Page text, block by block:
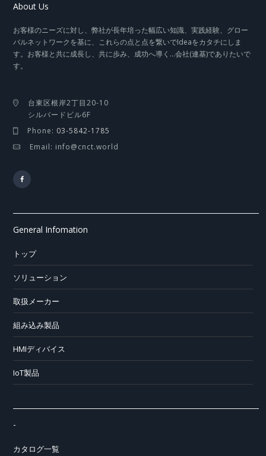
About Us
お客様のニーズに対し、弊社が長年培った幅広い知識、実践経験、グロー
バルネットワークを基に、これらの点と点を繋いでIdeaをカタチにしま
す。お客様と共に成長し、共に歩み、成功へ導く…会社(連基)でありたいで
す。
台東区根岸2丁目20-10
シルバードビル6F
Phone: 03-5842-1785
Email: info@cnct.world
General Infomation
トップ
ソリューション
取扱メーカー
組み込み製品
HMIディバイス
IoT製品
-
カタログ一覧